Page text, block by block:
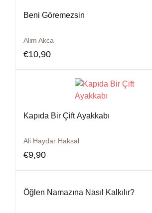
Beni Göremezsin
Alim Akca
€10,90
Kapıda Bir Çift Ayakkabı
Ali Haydar Haksal
€9,90
Öğlen Namazına Nasıl Kalkılır?